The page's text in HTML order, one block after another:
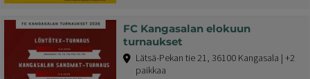
FC Kangasalan elokuun
turnaukset
Lätsä-Pekan tie 21, 36100 Kangasala | +2
paikkaa